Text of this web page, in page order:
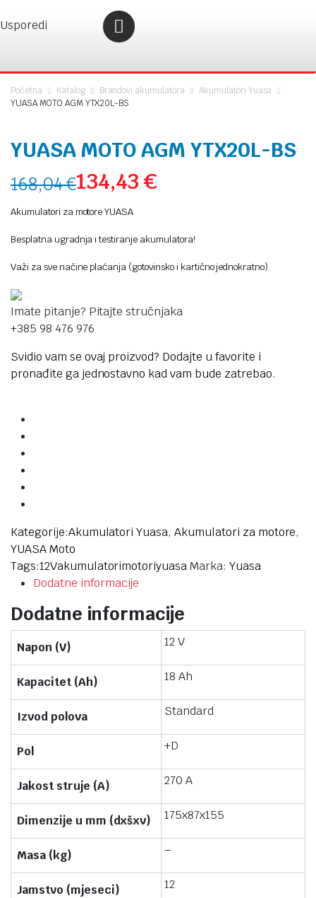
Početna Katalog Brandovi akumulatora
Akumulatori Yuasa
YUASA MOTO AGM YTX20L-BS
YUASA MOTO AGM YTX20L-BS
168,04€134,43€
Akumulatori za motore YUASA
Besplatna ugradnja i testiranje akumulatora!
Važi za sve načine plaćanja (gotovinsko i kartično jednokratno).
Imate pitanje? Pitajte stručnjaka
+385 98 476 976
Svidio vam se ovaj proizvod? Dodajte u favorite i
pronađite ga jednostavno kad vam bude zatrebao.
Kategorije:Akumulatori Yuasa,Akumulatori za motore,
YUASA Moto
Tags:12VakumulatorimotoriyuasaMarka: Yuasa
Dodatne informacije
Dodatne informacije
Napon (V) 12 V
Kapacitet (Ah) 18 Ah
Izvod polova Standard
Pol +D
Jakost struje (A) 270 A
Dimenzije u mm (dxšxv) 175x87x155
Masa (kg) –
Jamstvo (mjeseci) 12
Usporedi